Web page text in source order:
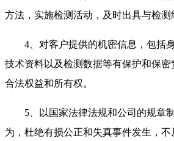
方法，实施检测活动，及时出具与检
4、对客户提供的机密信息，包括身
技术资料以及检测数据等有保护和保密责
合法权益和所有权。
5、以国家法律法规和公司的规
为，杜绝有损公正和失真事件发生